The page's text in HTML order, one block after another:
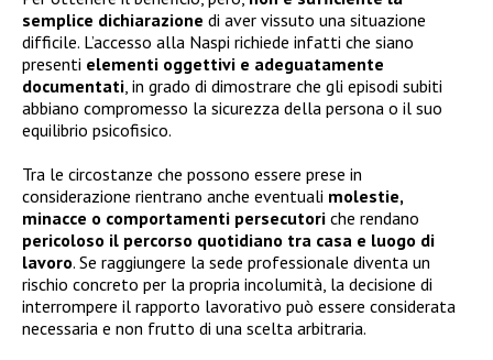
semplice dichiarazione di aver vissuto una situazione
difficile. L’accesso alla Naspi richiede infatti che siano
presenti elementi oggettivi e adeguatamente
documentati, in grado di dimostrare che gli episodi subiti
abbiano compromesso la sicurezza della persona o il suo
equilibrio psicofisico.
Tra le circostanze che possono essere prese in
considerazione rientrano anche eventuali molestie,
minacce o comportamenti persecutori che rendano
pericoloso il percorso quotidiano tra casa e luogo di
lavoro. Se raggiungere la sede professionale diventa un
rischio concreto per la propria incolumità, la decisione di
interrompere il rapporto lavorativo può essere considerata
necessaria e non frutto di una scelta arbitraria.